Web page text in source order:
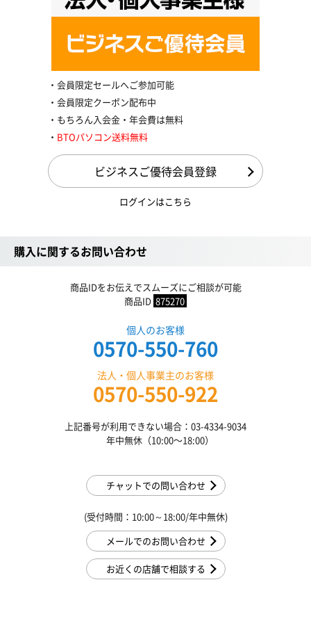
会員限定セールへご参加可能
会員限定クーポン配布中
もちろん入会金・年会費は無料
BTOパソコン送料無料
ビジネスご優待会員登録
ログインはこちら
購入に関するお問い合わせ
商品IDをお伝えでスムーズにご相談が可能
商品ID 875270
個人のお客様
0570-550-760
法人・個人事業主のお客様
0570-550-922
上記番号が利用できない場合：03-4334-9034
年中無休（10:00〜18:00）
チャットでの問い合わせ
(受付時間：10:00～18:00/年中無休)
メールでのお問い合わせ
お近くの店舗で相談する